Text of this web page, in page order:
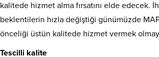
kalitede hizmet alma fırsatını elde edecek.
beklentilerin hızla değiştiği günümüzde
önceliği üstün kalitede hizmet vermek
Tescilli kalite